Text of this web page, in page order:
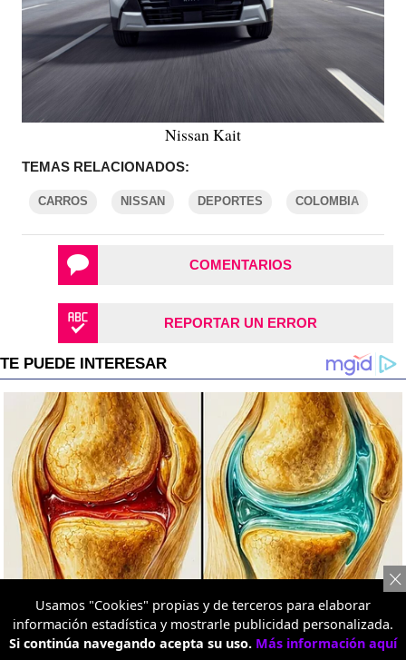
Nissan Kait
TEMAS RELACIONADOS:
CARROS NISSAN DEPORTES COLOMBIA
COMENTARIOS
REPORTAR UN ERROR
Usamos "Cookies" propias y de terceros para elaborar
información estadística y mostrarle publicidad personalizada.
Si continúa navegando acepta su uso. Más información aquí